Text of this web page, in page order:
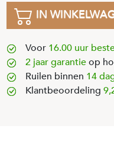
IN
Voor 16.00 uur
2 jaar garantieop
Ruilen binnen 14
Klantbeoordeling